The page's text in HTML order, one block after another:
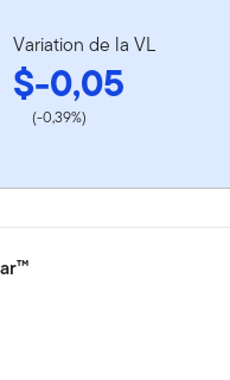
Variation de la VL
$-0,05
(-0,39%)